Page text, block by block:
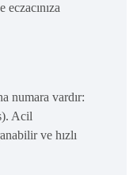
numara vardır:
Acil
ve hızlı